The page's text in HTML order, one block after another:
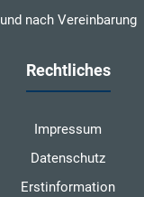
und nach Vereinbarung
Rechtliches
Impressum
Datenschutz
Erstinformation